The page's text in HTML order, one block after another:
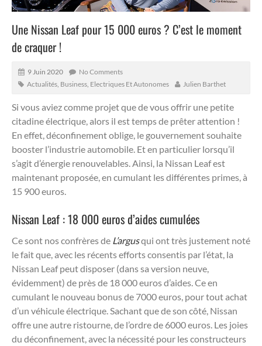
Une Nissan Leaf pour 15 000 euros ? C’est le moment
de craquer !
9 Juin 2020
No Comments
Actualités Business Electriques Et Autonomes Julien Barthet
Si vous aviez comme projet que de vous offrir une petite
citadine électrique, alors il est temps de prêter attention !
En effet, déconfinement oblige, le gouvernement souhaite
booster l’industrie automobile. Et en particulier lorsqu’il
s’agit d’énergie renouvelables.Ainsi, la Nissan Leaf est
maintenant proposée, en cumulant les différentes primes, à
15 900 euros.
Nissan Leaf : 18 000 euros d’aides cumulées
Ce sont nos confrères de L’argusqui ont très justement noté
le fait que, avec les récents efforts consentis par l’état, la
Nissan Leaf peut disposer (dans sa version neuve,
évidemment) de près de 18 000 euros d’aides. Ce en
cumulant le nouveau bonus de 7000 euros, pour tout achat
d’un véhicule électrique. Sachant que de son côté, Nissan
offre une autre ristourne, de l’ordre de 6000 euros. Les joies
du déconfinement, avec la nécessité pour les constructeurs